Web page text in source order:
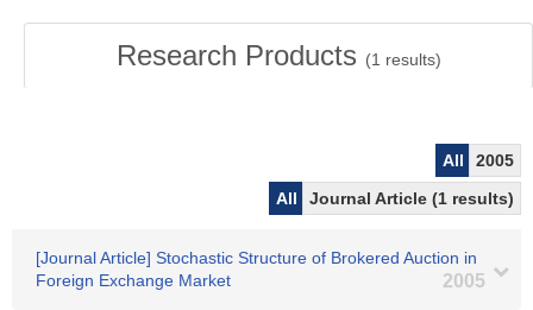
Research Products (1 results)
All
2005
All
Journal Article (1 results)
[Journal Article] Stochastic Structure of Brokered Auction in
Foreign Exchange Market
2005